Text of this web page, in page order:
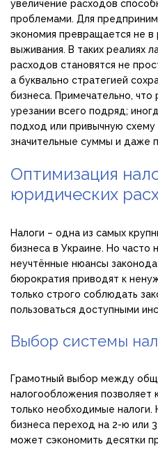
увеличение расходов
проблемами. Для
экономия превращается не в
выживания. В таких реалиях
расходов становятся не
а буквально стратегией
бизнеса. Примечательно, что
урезании всего подряд;
подход или привычную
значительные суммы и даже
Оптимизация
юридических
Налоги – одна из самых
бизнеса в Украине. Но часто
неучтённые нюансы
бюрократия приводят к
только строго соблюдать
пользоваться доступными
Выбор системы
Грамотный выбор между
налогообложения
только необходимые налоги.
бизнеса переход на 2-ю или
может сэкономить десятки